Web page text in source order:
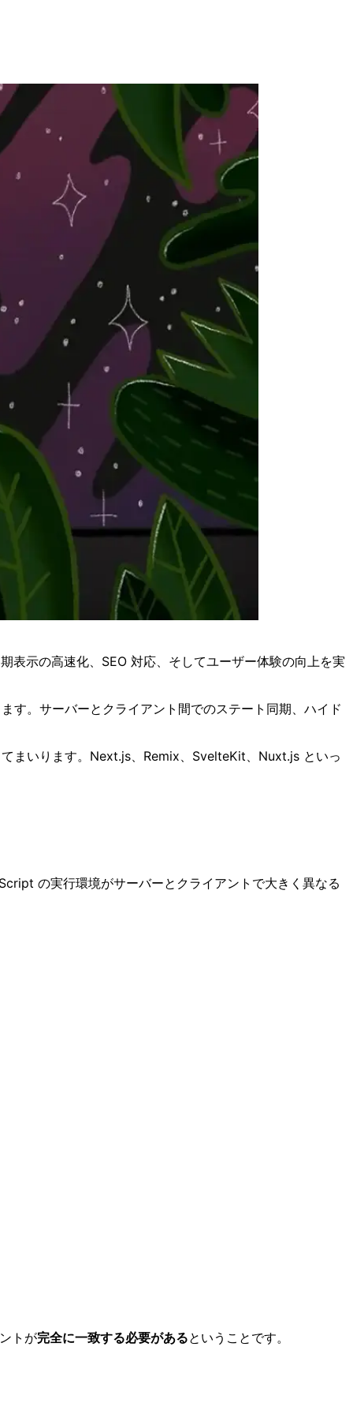
表示の高速化、SEO 対応、そしてユーザー体験の向上を実
す。サーバーとクライアント間でのステート同期、ハイド
まいります。Next.js、Remix、SvelteKit、Nuxt.js といっ
の実行環境がサーバーとクライアントで大きく異なる
トが完全に一致する必要があるということです。